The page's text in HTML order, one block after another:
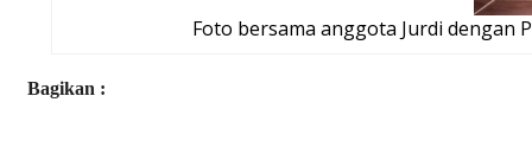
Foto bersama anggota Jurdi dengan
Bagikan :